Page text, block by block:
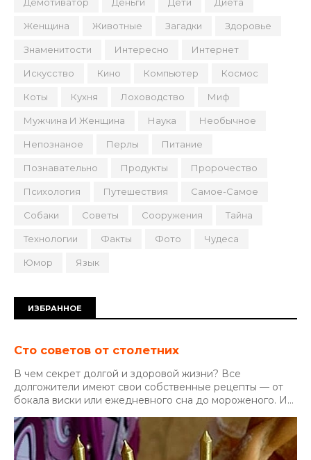
Женщина Животные Загадки Здоровье
Знаменитости Интересно Интернет
Искусство Кино Компьютер Космос
Коты Кухня Лоховодство Миф
Мужчина И Женщина Наука Необычное
Непознаное Перлы Питание
Познавательно Продукты Пророчество
Психология Путешествия Самое-Самое
Собаки Советы Сооружения Тайна
Технологии Факты Фото Чудеса
Юмор Язык
ИЗБРАННОЕ
Сто советов от столетних
В чем секрет долгой и здоровой жизни? Все
долгожители имеют свои собственные рецепты — от
бокала виски или ежедневного сна до мороженого. И...